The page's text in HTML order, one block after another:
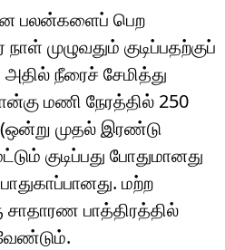
பலன்களைப் பெற
முழுவதும் குடிப்பதற்குப்
நீரைச் சேமித்து
மணி நேரத்தில் 250
(ஒன்று முதல் இரண்டு
குடிப்பது போதுமானது
மற்ற
பாத்திரத்தில்